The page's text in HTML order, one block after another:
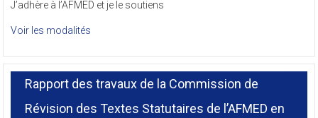
J’adhère à l’AFMED et je le soutiens
Voir les modalités
Rapport des travaux de la Commission de
Révision des Textes Statutaires de l’AFMED en